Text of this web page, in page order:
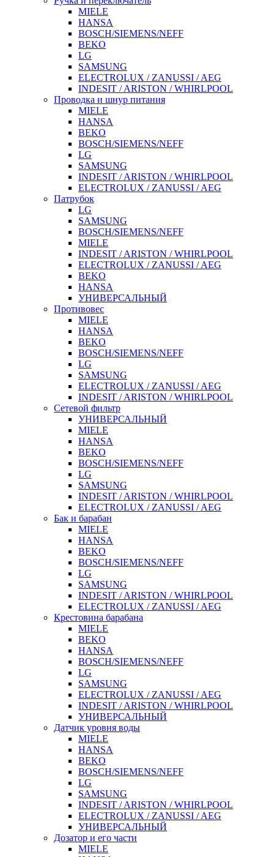
MIELE
HANSA
BOSCH/SIEMENS/NEFF
BEKO
LG
SAMSUNG
ELECTROLUX / ZANUSSI / AEG
INDESIT / ARISTON / WHIRLPOOL
Проводка и шнур питания
MIELE
HANSA
BEKO
BOSCH/SIEMENS/NEFF
LG
SAMSUNG
INDESIT / ARISTON / WHIRLPOOL
ELECTROLUX / ZANUSSI / AEG
Патрубок
LG
SAMSUNG
BOSCH/SIEMENS/NEFF
MIELE
INDESIT / ARISTON / WHIRLPOOL
ELECTROLUX / ZANUSSI / AEG
BEKO
HANSA
УНИВЕРСАЛЬНЫЙ
Противовес
MIELE
HANSA
BEKO
BOSCH/SIEMENS/NEFF
LG
SAMSUNG
ELECTROLUX / ZANUSSI / AEG
INDESIT / ARISTON / WHIRLPOOL
Сетевой фильтр
УНИВЕРСАЛЬНЫЙ
MIELE
HANSA
BEKO
BOSCH/SIEMENS/NEFF
LG
SAMSUNG
INDESIT / ARISTON / WHIRLPOOL
ELECTROLUX / ZANUSSI / AEG
Бак и барабан
MIELE
HANSA
BEKO
BOSCH/SIEMENS/NEFF
LG
SAMSUNG
INDESIT / ARISTON / WHIRLPOOL
ELECTROLUX / ZANUSSI / AEG
Крестовина барабана
MIELE
BEKO
HANSA
BOSCH/SIEMENS/NEFF
LG
SAMSUNG
ELECTROLUX / ZANUSSI / AEG
INDESIT / ARISTON / WHIRLPOOL
УНИВЕРСАЛЬНЫЙ
Датчик уровня воды
MIELE
HANSA
BEKO
BOSCH/SIEMENS/NEFF
LG
SAMSUNG
INDESIT / ARISTON / WHIRLPOOL
ELECTROLUX / ZANUSSI / AEG
УНИВЕРСАЛЬНЫЙ
Дозатор и его части
MIELE